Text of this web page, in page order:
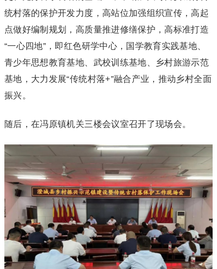
统村落的保护开发力度，高站位加强组织宣传，高起
点做好编制规划，高质量推进修缮保护，高标准打造
“一心四地”，即红色研学中心，国学教育实践基地、
青少年思想教育基地、武校训练基地、乡村旅游示范
基地，大力发展“传统村落+”融合产业，推动乡村全面
振兴。
随后，在冯原镇机关三楼会议室召开了现场会。